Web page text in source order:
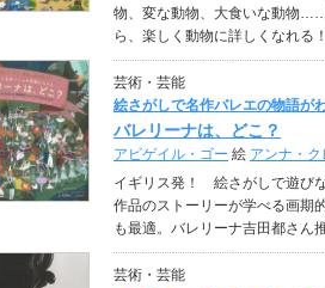
物、変な動物、大食いな動物
ら、楽しく動物に詳しくなれる！
芸術・芸能
絵さがしで名作バレエの物語が
バレリーナは、どこ？
アビゲイル・ゴー 絵 アンナ・
イギリス発！ 絵さがしで遊び
作品のストーリーが学べる画期
も最適。バレリーナ吉田都さん推
芸術・芸能